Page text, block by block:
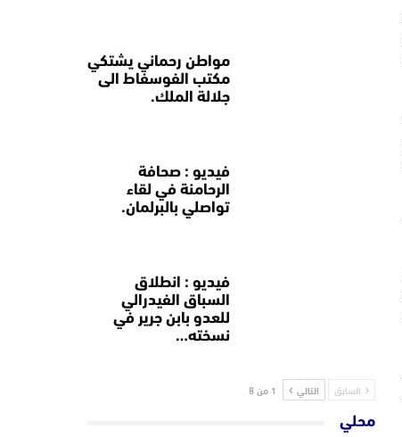
مواطن رحماني يشتكي
مكتب الفوسفاط الى
جلالة الملك.
فيديو : صحافة
الرحامنة في لقاء
تواصلي بالبرلمان.
فيديو : انطلاق
السباق الفيدرالي
للعدو بابن جرير في
نسخته…
السابق التالي 1 من 8
محلي